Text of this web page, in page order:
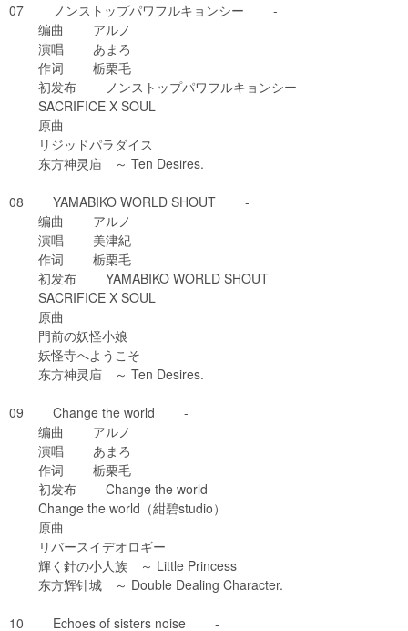
07 ノンストップパワフルキョンシー -
编曲 アルノ
演唱 あまろ
作词 栃栗毛
初发布 ノンストップパワフルキョンシー
SACRIFICE X SOUL
原曲
リジッドパラダイス
东方神灵庙 ～ Ten Desires.
08 YAMABIKO WORLD SHOUT -
编曲 アルノ
演唱 美津紀
作词 栃栗毛
初发布 YAMABIKO WORLD SHOUT
SACRIFICE X SOUL
原曲
門前の妖怪小娘
妖怪寺へようこそ
东方神灵庙 ～ Ten Desires.
09 Change the world -
编曲 アルノ
演唱 あまろ
作词 栃栗毛
初发布 Change the world
Change the world（紺碧studio）
原曲
リバースイデオロギー
輝く針の小人族 ～ Little Princess
东方辉针城 ～ Double Dealing Character.
10 Echoes of sisters noise -